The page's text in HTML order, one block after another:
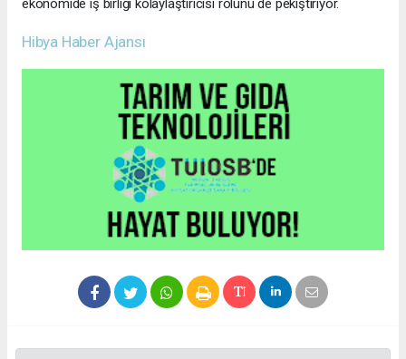
ekonomide iş birliği kolaylaştırıcısı rolünü de pekiştiriyor.
Hibya Haber Ajansı